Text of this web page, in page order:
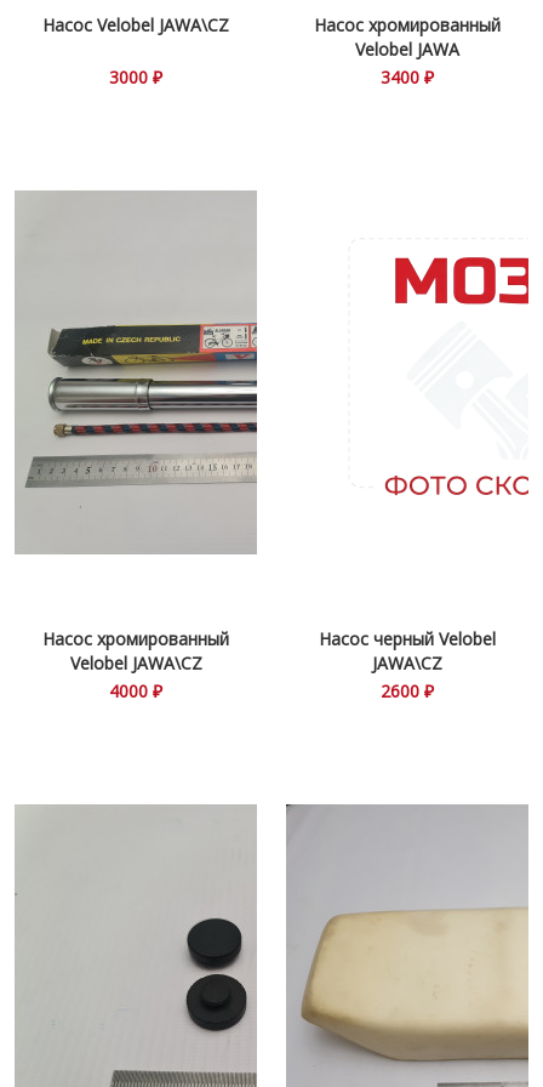
Насос Velobel JAWA\CZ
3000 ₽
Насос хромированный
Velobel JAWA
3400 ₽
Насос хромированный
Velobel JAWA\CZ
4000 ₽
Насос черный Velobel
JAWA\CZ
2600 ₽